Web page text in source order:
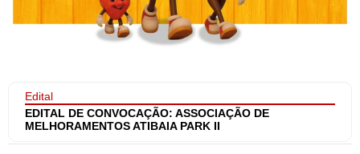
Edital
EDITAL DE CONVOCAÇÃO: ASSOCIAÇÃO DE
MELHORAMENTOS ATIBAIA PARK II